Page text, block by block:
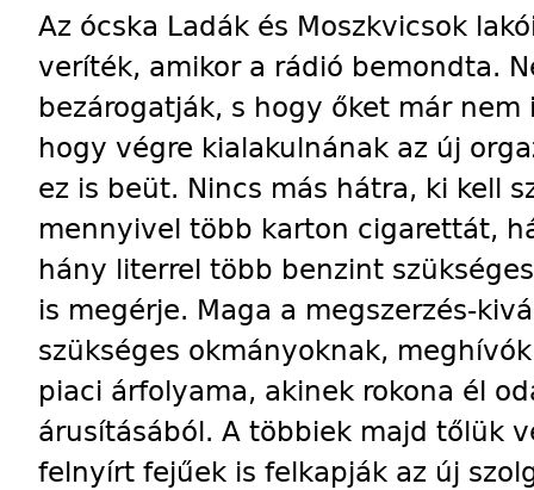
Az ócska Ladák és Moszkvicsok
veríték, amikor a rádió bemondta.
bezárogatják, s hogy őket már
hogy végre kialakulnának az új
ez is beüt. Nincs más hátra, ki kell
mennyivel több karton cigarettát,
hány literrel több benzint
is megérje. Maga a megszerzés-
szükséges okmányoknak,
piaci árfolyama, akinek rokona él
árusításából. A többiek majd tőlük
felnyírt fejűek is felkapják az új